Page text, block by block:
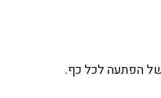
של הפתעה לכל כף.